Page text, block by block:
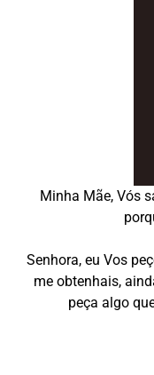
Minha Mãe, Vós
Senhora, eu Vos
me obtenhais,
peça algo